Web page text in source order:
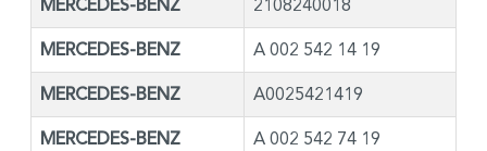
MERCEDES-BENZ 2108240018
MERCEDES-BENZ A 002 542 14 19
MERCEDES-BENZ A0025421419
MERCEDES-BENZ A 002 542 74 19